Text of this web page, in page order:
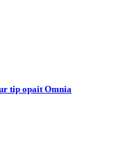
tip opait Omnia